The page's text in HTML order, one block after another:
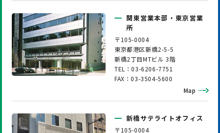
関東営業本部・東京営業
所
〒105-0004
東京都港区新橋2-5-5
新橋2丁目MTビル 3階
TEL：03-6206-7751
FAX：03-3504-5600
Map
新橋サテライトオフィス
〒105-0004